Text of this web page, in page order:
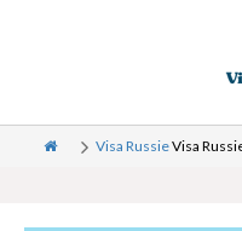
Visa RussieVisa